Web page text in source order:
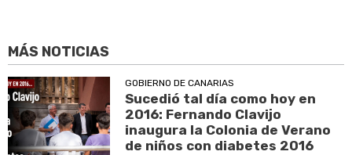
MÁS NOTICIAS
GOBIERNO DE CANARIAS
Sucedió tal día como hoy en
2016: Fernando Clavijo
inaugura la Colonia de Verano
de niños con diabetes 2016